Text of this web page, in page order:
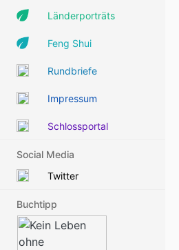
Länderporträts
Feng Shui
Rundbriefe
Impressum
Schlossportal
Social Media
Twitter
Buchtipp